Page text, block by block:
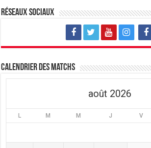
Réseaux sociaux
Calendrier des matchs
août 2026
L M M J V